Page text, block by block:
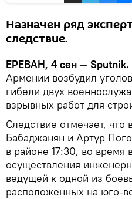
Назначен ряд
следствие.
ЕРЕВАН, 4 сен — Sputnik.
Армении возбудил
гибели двух
взрывных работ для
Следствие отмечает,
Бабаджанян и Артур
в районе 17:30, во
осуществления
ведущей к одной из
расположенных на юго-